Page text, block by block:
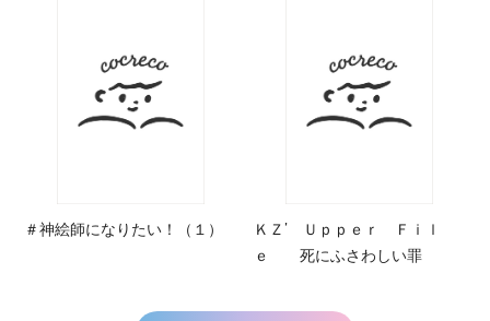
＃神絵師になりたい！（１）
ＫＺ’ Ｕｐｐｅｒ Ｆｉｌ
ｅ 死にふさわしい罪